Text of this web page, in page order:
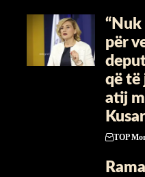
për
që të
atij
TOP